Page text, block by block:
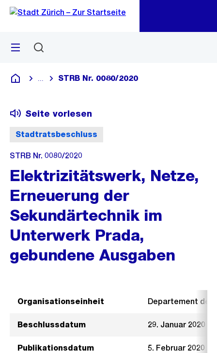
Navigation
Sprunglink
Menü
Deutsch
Blende alle Breadcrumbs ein
STRB Nr. 0080/2020
Stadtratsbeschluss
Seite vorlesen
STRB Nr. 0080/2020
Elektrizitätswerk, Netze,
Erneuerung der
Sekundärtechnik im
Unterwerk Prada,
gebundene Ausgaben
Organisationseinheit Departement der
Beschlussdatum 29. Januar 2020
Publikationsdatum 5. Februar 2020